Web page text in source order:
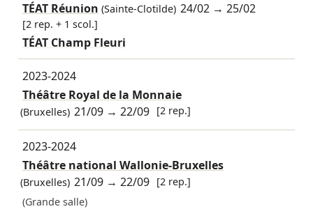
TÉAT Réunion (Sainte-Clotilde) 24/02 →25/02
[2 rep. + 1 scol.]
TÉAT Champ Fleuri
2023-2024
Théâtre Royal de la Monnaie
(Bruxelles) 21/09 →22/09 [2 rep.]
2023-2024
Théâtre national Wallonie-Bruxelles
(Bruxelles) 21/09 →22/09 [2 rep.]
(Grande salle)